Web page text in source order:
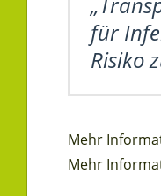
für
Risiko
Mehr
Mehr